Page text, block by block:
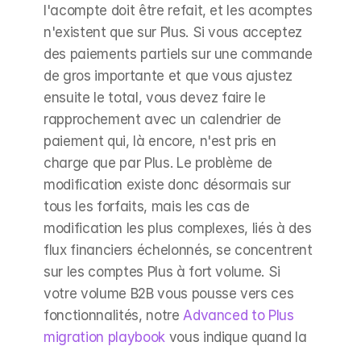
l'acompte doit être refait, et les acomptes
n'existent que sur Plus. Si vous acceptez
des paiements partiels sur une commande
de gros importante et que vous ajustez
ensuite le total, vous devez faire le
rapprochement avec un calendrier de
paiement qui, là encore, n'est pris en
charge que par Plus. Le problème de
modification existe donc désormais sur
tous les forfaits, mais les cas de
modification les plus complexes, liés à des
flux financiers échelonnés, se concentrent
sur les comptes Plus à fort volume. Si
votre volume B2B vous pousse vers ces
fonctionnalités, notre Advanced to Plus
migration playbook vous indique quand la